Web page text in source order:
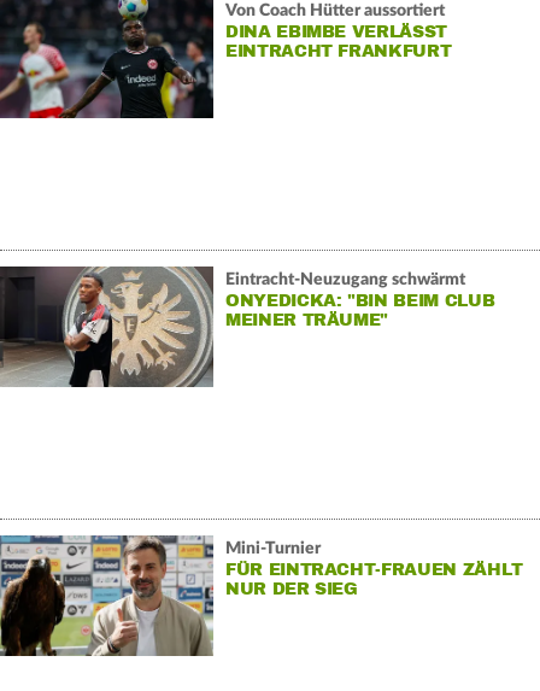
Von Coach Hütter aussortiert
DINA EBIMBE VERLÄSST
EINTRACHT FRANKFURT
Eintracht-Neuzugang schwärmt
ONYEDICKA: "BIN BEIM CLUB
MEINER TRÄUME"
Mini-Turnier
FÜR EINTRACHT-FRAUEN ZÄHLT
NUR DER SIEG